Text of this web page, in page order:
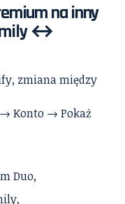
na inny
↔
zmiana między
Konto → Pokaż
Duo,